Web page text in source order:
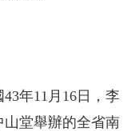
年11月16日，李
堂舉辦的全省南